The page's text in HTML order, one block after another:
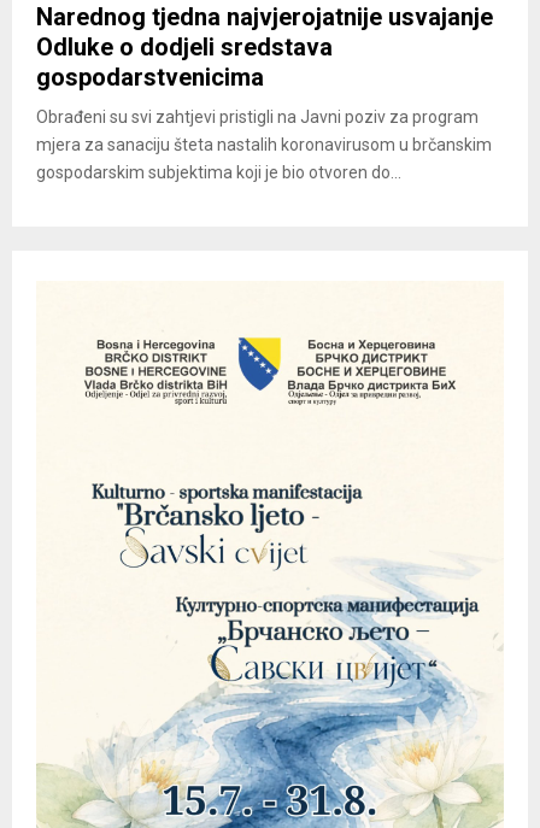
Narednog tjedna najvjerojatnije usvajanje
Odluke o dodjeli sredstava
gospodarstvenicima
Obrađeni su svi zahtjevi pristigli na Javni poziv za program
mjera za sanaciju šteta nastalih koronavirusom u brčanskim
gospodarskim subjektima koji je bio otvoren do...